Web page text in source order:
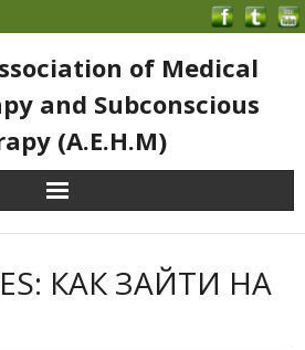
of Medical
and Subconscious
(A.E.H.M)
КАК ЗАЙТИ НА